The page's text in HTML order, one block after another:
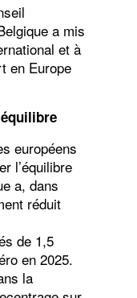
a mis
et à
en Europe
européens
l’équilibre
a, dans
réduit
de 1,5
en 2025.
la